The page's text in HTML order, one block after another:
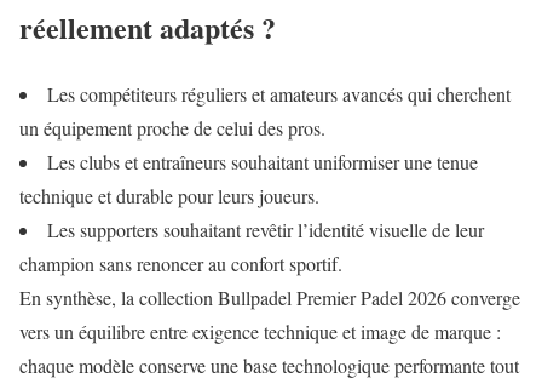
réellement adaptés ?
Les compétiteurs réguliers et amateurs avancés qui cherchent
un équipement proche de celui des pros.
Les clubs et entraîneurs souhaitant uniformiser une tenue
technique et durable pour leurs joueurs.
Les supporters souhaitant revêtir l’identité visuelle de leur
champion sans renoncer au confort sportif.
En synthèse, la collection Bullpadel Premier Padel 2026 converge
vers un équilibre entre exigence technique et image de marque :
chaque modèle conserve une base technologique performante tout